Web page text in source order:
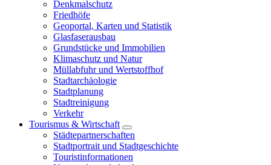
Denkmalschutz
Friedhöfe
Geoportal, Karten und Statistik
Glasfaserausbau
Grundstücke und Immobilien
Klimaschutz und Natur
Müllabfuhr und Wertstoffhof
Stadtarchäologie
Stadtplanung
Stadtreinigung
Verkehr
Tourismus & Wirtschaft
Städtepartnerschaften
Stadtportrait und Stadtgeschichte
Touristinformationen